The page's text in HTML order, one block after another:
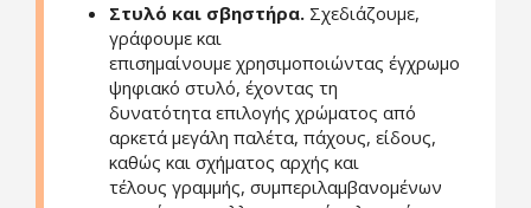
Στυλό και σβηστήρα. Σχεδιάζουμε,
γράφουμε και
επισημαίνουμε χρησιμοποιώντας έγχρωμο
ψηφιακό στυλό, έχοντας τη
δυνατότητα επιλογής χρώματος από
αρκετά μεγάλη παλέτα, πάχους, είδους,
καθώς και σχήματος αρχής και
τέλους γραμμής, συμπεριλαμβανομένων